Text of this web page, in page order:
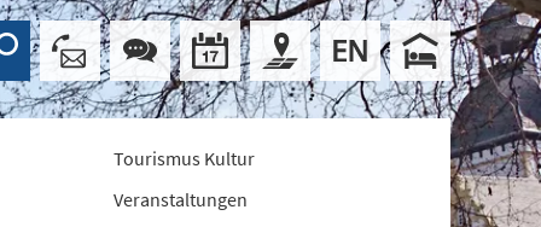
Tourismus Kultur
Veranstaltungen